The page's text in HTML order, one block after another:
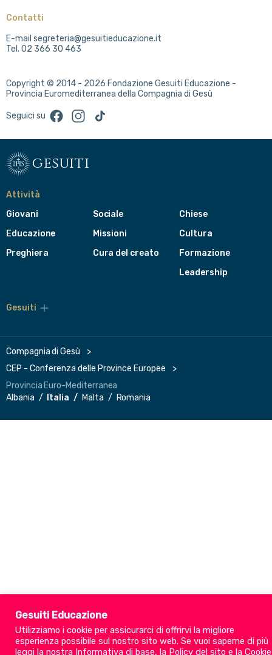
Contatti
E-mail segreteria@gesuitieducazione.it
Tel. 02 366 30 463
Copyright © 2014 - 2026 Fondazione Gesuiti Educazione -
Provincia Euromediterranea della Compagnia di Gesù
Seguici su FacebookInstagram
TikTok
gesuiti
Attività
Giovani
Educazione
Preghiera
Sociale
Missioni
Cura del creato
Chiese
Cultura
Formazione
Leadership
Gesuiti
navigazione
del
footer
Compagnia di Gesù
CEP - Conferenza delle Province Europee
Provincia Euro-Mediterranea
Albania
Italia Malta Romania
Gesuiti Educazione
Utilizziamo i cookie per assicurarci di offrirvi la migliore
esperienza possibile sul nostro sito web. Se vuoi saperne di più
leggi la nostra Informativa di base, la Policy del sito e la